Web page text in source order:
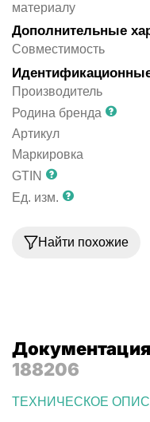
материалу
Дополнительные
Совместимость
Производитель
Родина бренда
Артикул
Маркировка
GTIN
Ед. изм.
Найти похожие
Документация
188206
ТЕХНИЧЕСКОЕ